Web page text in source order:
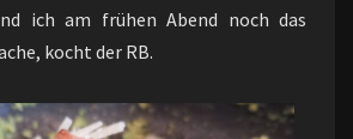
ich am frühen Abend noch das
kocht der RB.